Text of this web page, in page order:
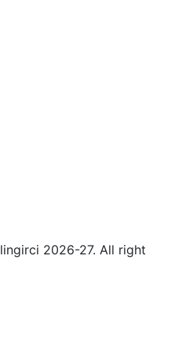
2026-27. All right